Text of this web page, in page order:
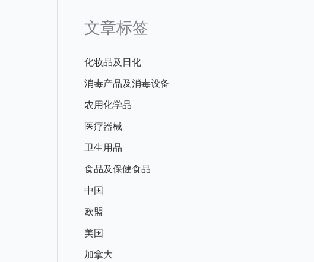
文章标签
化妆品及日化
消毒产品及消毒设备
农用化学品
医疗器械
卫生用品
食品及保健食品
中国
欧盟
美国
加拿大